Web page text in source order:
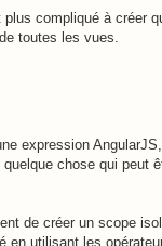
compliqué à créer
toutes les vues.
expression
chose qui peut
de créer un scope
en utilisant les